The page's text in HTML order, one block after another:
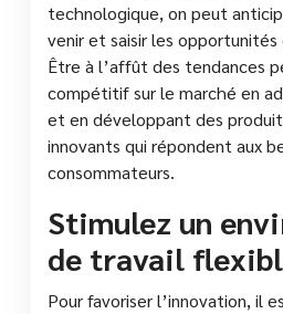
technologique, on peut
venir et saisir les
Être à l’affût des tendances
compétitif sur le marché en
et en développant des
innovants qui répondent aux
consommateurs.
Stimulez un
de travail
Pour favoriser l’innovation, il